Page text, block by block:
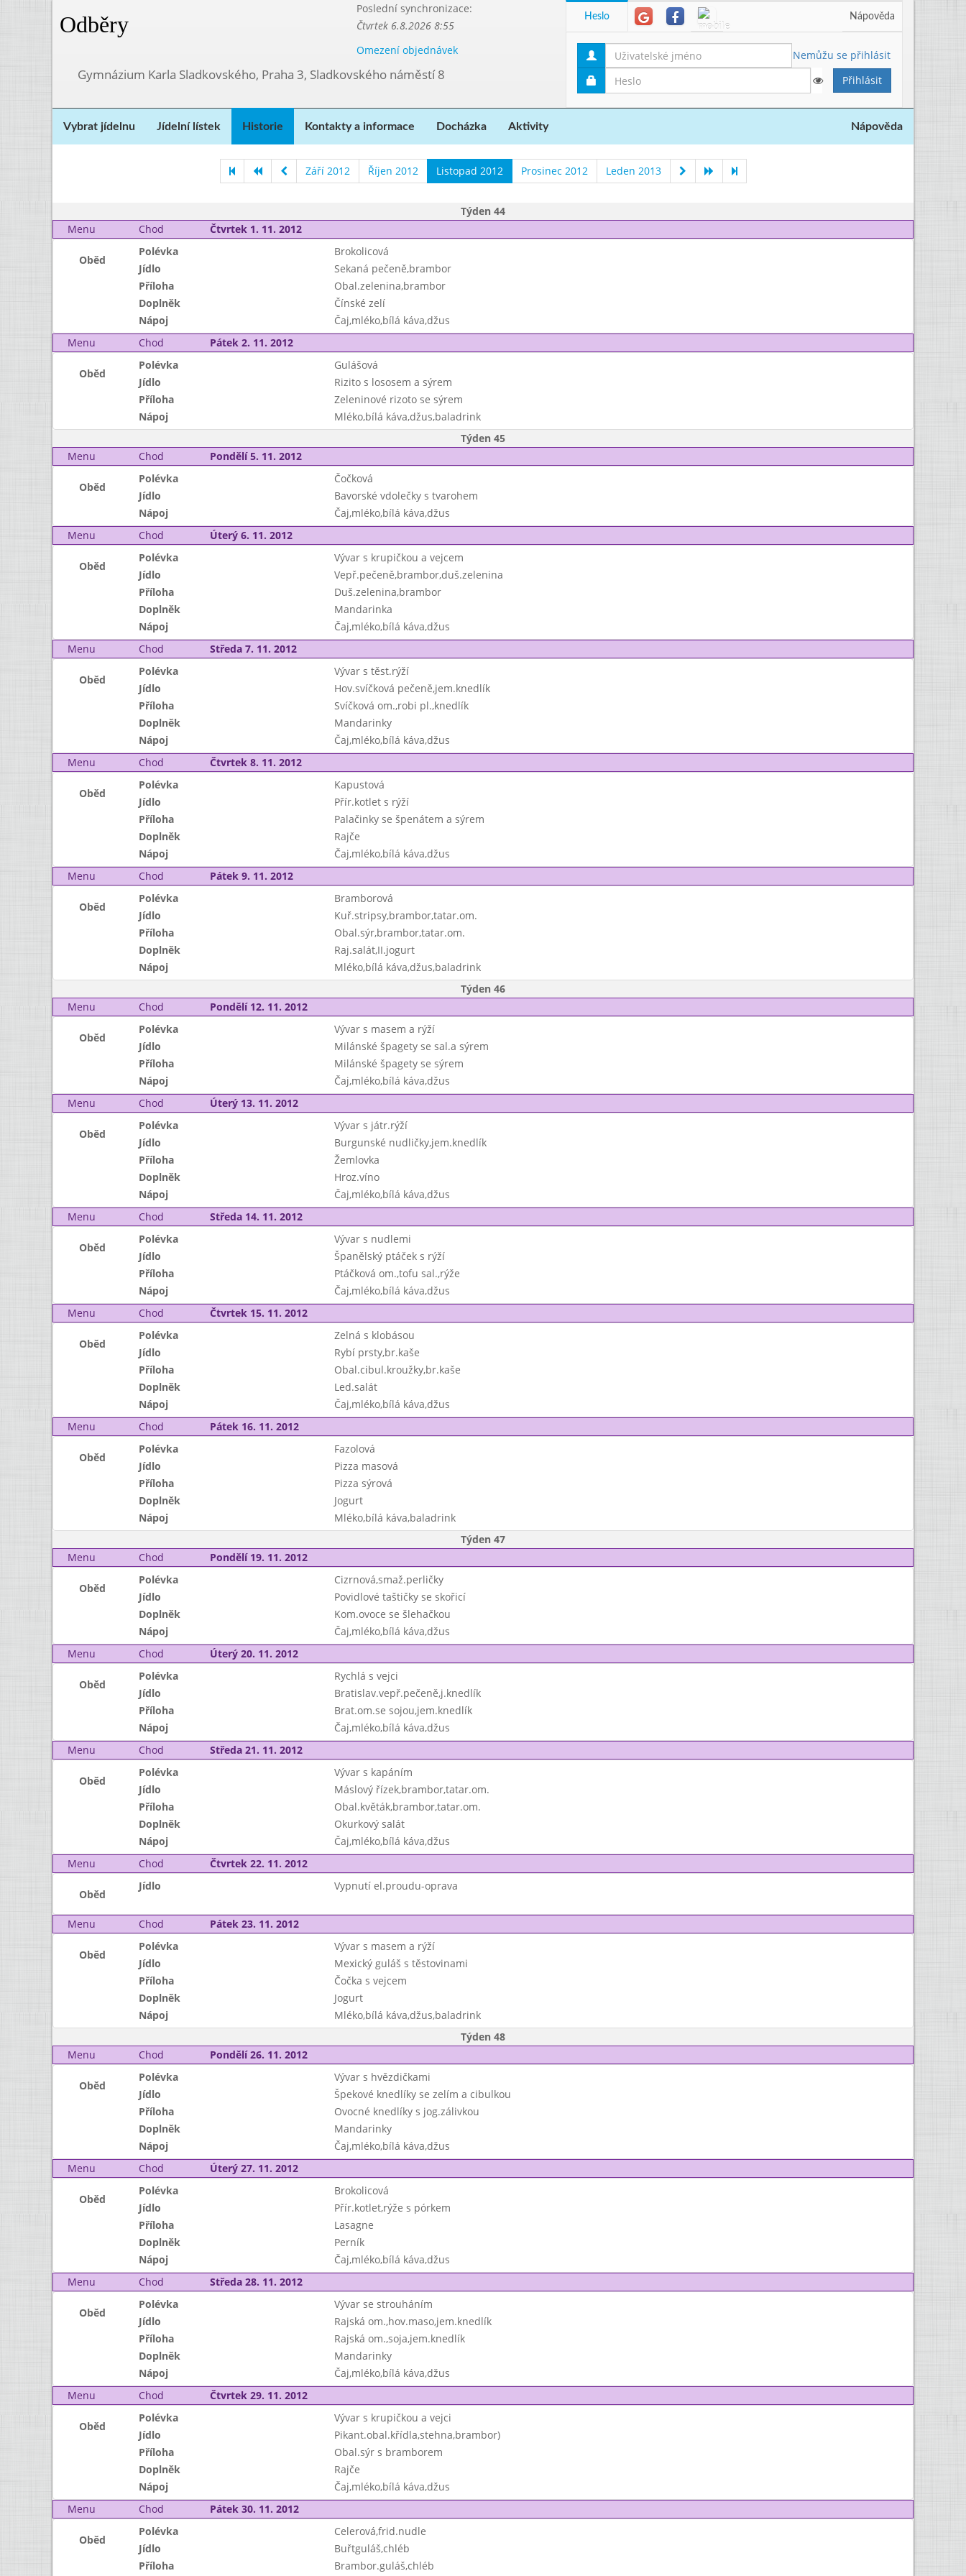
Odběry
Poslední synchronizace:
Čtvrtek 6.8.2026 8:55
Omezení objednávek
Gymnázium Karla Sladkovského, Praha 3, Sladkovského náměstí 8
Heslo Nápověda
Nemůžu se přihlásit
Vybrat jídelnu Jídelní lístek Historie Kontakty a informace Docházka Aktivity Nápověda
Září 2012 Říjen 2012 Listopad 2012 Prosinec 2012 Leden 2013
Týden 44
Menu
Chod Čtvrtek 1. 11. 2012
Oběd
Polévka
Brokolicová
Jídlo
Sekaná pečeně,brambor
Příloha
Obal.zelenina,brambor
Doplněk
Čínské zelí
Nápoj
Čaj,mléko,bílá káva,džus
Menu
Chod Pátek 2. 11. 2012
Oběd
Polévka
Gulášová
Jídlo
Rizito s lososem a sýrem
Příloha
Zeleninové rizoto se sýrem
Nápoj
Mléko,bílá káva,džus,baladrink
Týden 45
Menu
Chod Pondělí 5. 11. 2012
Oběd
Polévka
Čočková
Jídlo
Bavorské vdolečky s tvarohem
Nápoj
Čaj,mléko,bílá káva,džus
Menu
Chod Úterý 6. 11. 2012
Oběd
Polévka
Vývar s krupičkou a vejcem
Jídlo
Vepř.pečeně,brambor,duš.zelenina
Příloha
Duš.zelenina,brambor
Doplněk
Mandarinka
Nápoj
Čaj,mléko,bílá káva,džus
Menu
Chod Středa 7. 11. 2012
Oběd
Polévka
Vývar s těst.rýží
Jídlo
Hov.svíčková pečeně,jem.knedlík
Příloha
Svíčková om.,robi pl.,knedlík
Doplněk
Mandarinky
Nápoj
Čaj,mléko,bílá káva,džus
Menu
Chod Čtvrtek 8. 11. 2012
Oběd
Polévka
Kapustová
Jídlo
Přír.kotlet s rýží
Příloha
Palačinky se špenátem a sýrem
Doplněk
Rajče
Nápoj
Čaj,mléko,bílá káva,džus
Menu
Chod Pátek 9. 11. 2012
Oběd
Polévka
Bramborová
Jídlo
Kuř.stripsy,brambor,tatar.om.
Příloha
Obal.sýr,brambor,tatar.om.
Doplněk
Raj.salát,II.jogurt
Nápoj
Mléko,bílá káva,džus,baladrink
Týden 46
Menu
Chod Pondělí 12. 11. 2012
Oběd
Polévka
Vývar s masem a rýží
Jídlo
Milánské špagety se sal.a sýrem
Příloha
Milánské špagety se sýrem
Nápoj
Čaj,mléko,bílá káva,džus
Menu
Chod Úterý 13. 11. 2012
Oběd
Polévka
Vývar s játr.rýží
Jídlo
Burgunské nudličky,jem.knedlík
Příloha
Žemlovka
Doplněk
Hroz.víno
Nápoj
Čaj,mléko,bílá káva,džus
Menu
Chod Středa 14. 11. 2012
Oběd
Polévka
Vývar s nudlemi
Jídlo
Španělský ptáček s rýží
Příloha
Ptáčková om.,tofu sal.,rýže
Nápoj
Čaj,mléko,bílá káva,džus
Menu
Chod Čtvrtek 15. 11. 2012
Oběd
Polévka
Zelná s klobásou
Jídlo
Rybí prsty,br.kaše
Příloha
Obal.cibul.kroužky,br.kaše
Doplněk
Led.salát
Nápoj
Čaj,mléko,bílá káva,džus
Menu
Chod Pátek 16. 11. 2012
Oběd
Polévka
Fazolová
Jídlo
Pizza masová
Příloha
Pizza sýrová
Doplněk
Jogurt
Nápoj
Mléko,bílá káva,baladrink
Týden 47
Menu
Chod Pondělí 19. 11. 2012
Oběd
Polévka
Cizrnová,smaž.perličky
Jídlo
Povidlové taštičky se skořicí
Doplněk
Kom.ovoce se šlehačkou
Nápoj
Čaj,mléko,bílá káva,džus
Menu
Chod Úterý 20. 11. 2012
Oběd
Polévka
Rychlá s vejci
Jídlo
Bratislav.vepř.pečeně,j.knedlík
Příloha
Brat.om.se sojou,jem.knedlík
Nápoj
Čaj,mléko,bílá káva,džus
Menu
Chod Středa 21. 11. 2012
Oběd
Polévka
Vývar s kapáním
Jídlo
Máslový řízek,brambor,tatar.om.
Příloha
Obal.květák,brambor,tatar.om.
Doplněk
Okurkový salát
Nápoj
Čaj,mléko,bílá káva,džus
Menu
Chod Čtvrtek 22. 11. 2012
Oběd
Jídlo Vypnutí el.proudu-oprava
Menu Chod Pátek 23. 11. 2012
Oběd
Polévka
Vývar s masem a rýží
Jídlo
Mexický guláš s těstovinami
Příloha
Čočka s vejcem
Doplněk
Jogurt
Nápoj
Mléko,bílá káva,džus,baladrink
Týden 48
Menu
Chod Pondělí 26. 11. 2012
Oběd
Polévka
Vývar s hvězdičkami
Jídlo
Špekové knedlíky se zelím a cibulkou
Příloha
Ovocné knedlíky s jog.zálivkou
Doplněk
Mandarinky
Nápoj
Čaj,mléko,bílá káva,džus
Menu
Chod Úterý 27. 11. 2012
Oběd
Polévka
Brokolicová
Jídlo
Přír.kotlet,rýže s pórkem
Příloha
Lasagne
Doplněk
Perník
Nápoj
Čaj,mléko,bílá káva,džus
Menu
Chod Středa 28. 11. 2012
Oběd
Polévka
Vývar se strouháním
Jídlo
Rajská om.,hov.maso,jem.knedlík
Příloha
Rajská om.,soja,jem.knedlík
Doplněk
Mandarinky
Nápoj
Čaj,mléko,bílá káva,džus
Menu
Chod Čtvrtek 29. 11. 2012
Oběd
Polévka
Vývar s krupičkou a vejci
Jídlo
Pikant.obal.křídla,stehna,brambor)
Příloha
Obal.sýr s bramborem
Doplněk
Rajče
Nápoj
Čaj,mléko,bílá káva,džus
Menu
Chod Pátek 30. 11. 2012
Oběd
Polévka
Celerová,frid.nudle
Jídlo
Buřtguláš,chléb
Příloha
Brambor.guláš,chléb